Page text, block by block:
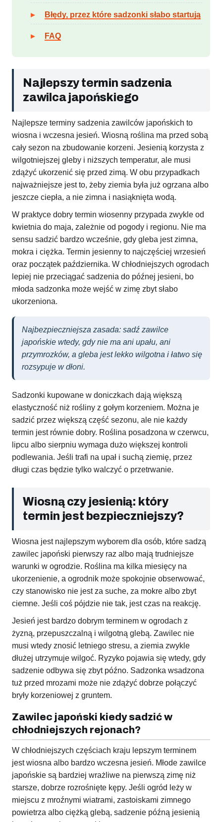
Błędy, przez które sadzonki słabo startują
FAQ
Najlepszy termin sadzenia
zawilca japońskiego
Najlepsze terminy sadzenia zawilców japońskich to
wiosna i wczesna jesień. Wiosną roślina ma przed sobą
cały sezon na zbudowanie korzeni. Jesienią korzysta z
wilgotniejszej gleby i niższych temperatur, ale musi
zdążyć ukorzenić się przed zimą. W obu przypadkach
najważniejsze jest to, żeby ziemia była już ogrzana albo
jeszcze ciepła, a nie zimna i nasiąknięta wodą.
W praktyce dobry termin wiosenny przypada zwykle od
kwietnia do maja, zależnie od pogody i regionu. Nie ma
sensu sadzić bardzo wcześnie, gdy gleba jest zimna,
mokra i ciężka. Termin jesienny to najczęściej wrzesień
oraz początek października. W chłodniejszych ogrodach
lepiej nie przeciągać sadzenia do późnej jesieni, bo
młoda sadzonka może wejść w zimę zbyt słabo
ukorzeniona.
Najbezpieczniejsza zasada: sadź zawilce
japońskie wtedy, gdy nie ma ani upału, ani
przymrozków, a gleba jest lekko wilgotna i łatwo się
rozsypuje w dłoni.
Sadzonki kupowane w doniczkach dają większą
elastyczność niż rośliny z gołym korzeniem. Można je
sadzić przez większą część sezonu, ale nie każdy
termin jest równie dobry. Roślina posadzona w czerwcu,
lipcu albo sierpniu wymaga dużo większej kontroli
podlewania. Jeśli trafi na upał i suchą ziemię, przez
długi czas będzie tylko walczyć o przetrwanie.
Wiosną czy jesienią: który
termin jest bezpieczniejszy?
Wiosna jest najlepszym wyborem dla osób, które sadzą
zawilec japoński pierwszy raz albo mają trudniejsze
warunki w ogrodzie. Roślina ma kilka miesięcy na
ukorzenienie, a ogrodnik może spokojnie obserwować,
czy stanowisko nie jest za suche, za mokre albo zbyt
ciemne. Jeśli coś pójdzie nie tak, jest czas na reakcję.
Jesień jest bardzo dobrym terminem w ogrodach z
żyzną, przepuszczalną i wilgotną glebą. Zawilec nie
musi wtedy znosić letniego stresu, a ziemia zwykle
dłużej utrzymuje wilgoć. Ryzyko pojawia się wtedy, gdy
sadzenie odbywa się zbyt późno. Sadzonka wsadzona
tuż przed mrozami może nie zdążyć dobrze połączyć
bryły korzeniowej z gruntem.
Zawilec japoński kiedy sadzić w
chłodniejszych rejonach?
W chłodniejszych częściach kraju lepszym terminem
jest wiosna albo bardzo wczesna jesień. Młode zawilce
japońskie są bardziej wrażliwe na pierwszą zimę niż
starsze, dobrze rozrośnięte kępy. Jeśli ogród leży w
miejscu z mroźnymi wiatrami, zastoiskami zimnego
powietrza albo ciężką glebą, sadzenie późną jesienią